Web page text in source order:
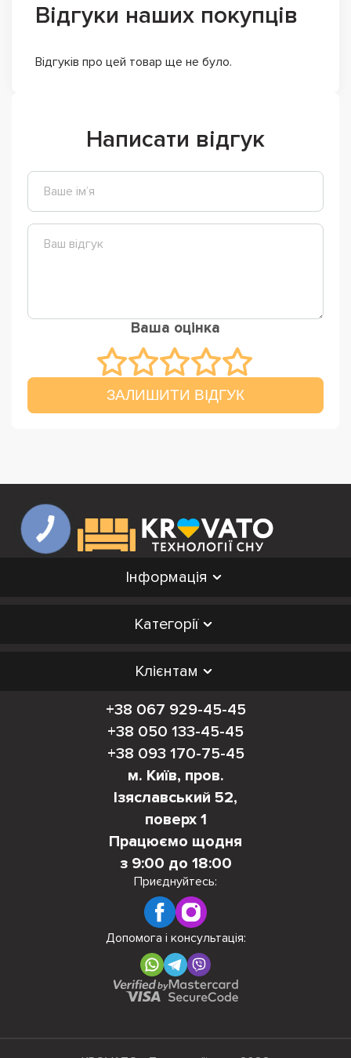
Відгуки наших покупців
Відгуків про цей товар ще не було.
Написати відгук
Ваша оцінка
ЗАЛИШИТИ ВІДГУК
Інформація
Категорії
Клієнтам
+38 067 929-45-45
+38 050 133-45-45
+38 093 170-75-45
м. Київ, пров.
Ізяславський 52,
поверх 1
Працюємо щодня
з 9:00 до 18:00
Приєднуйтесь:
Допомога і консультація: